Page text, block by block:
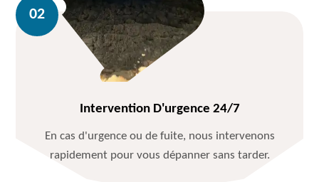
Intervention D'urgence 24/7
En cas d'urgence ou de fuite, nous intervenons
rapidement pour vous dépanner sans tarder.